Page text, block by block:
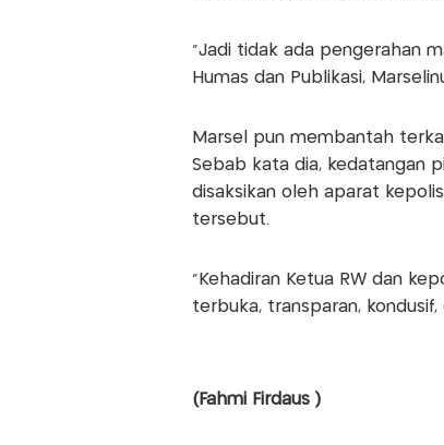
"Jadi tidak ada pengerahan
Humas dan Publikasi,
Marsel pun membantah
Sebab kata dia, kedatangan
disaksikan oleh aparat
tersebut.
"Kehadiran Ketua RW dan
terbuka, transparan,
(Fahmi Firdaus )